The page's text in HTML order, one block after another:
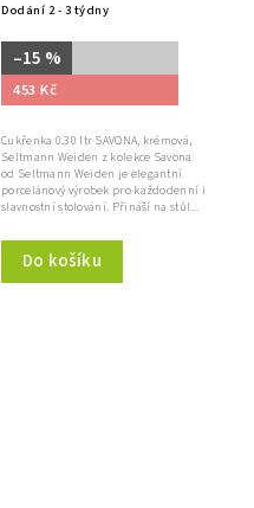
Dodání 2 - 3 týdny
–15 %
453 Kč
Do košíku
Cukřenka 0.30 ltr SAVONA, krémová,
Seltmann Weiden z kolekce Savona
od Seltmann Weiden je elegantní
porcelánový výrobek pro každodenní i
slavnostní stolování. Přináší na stůl...